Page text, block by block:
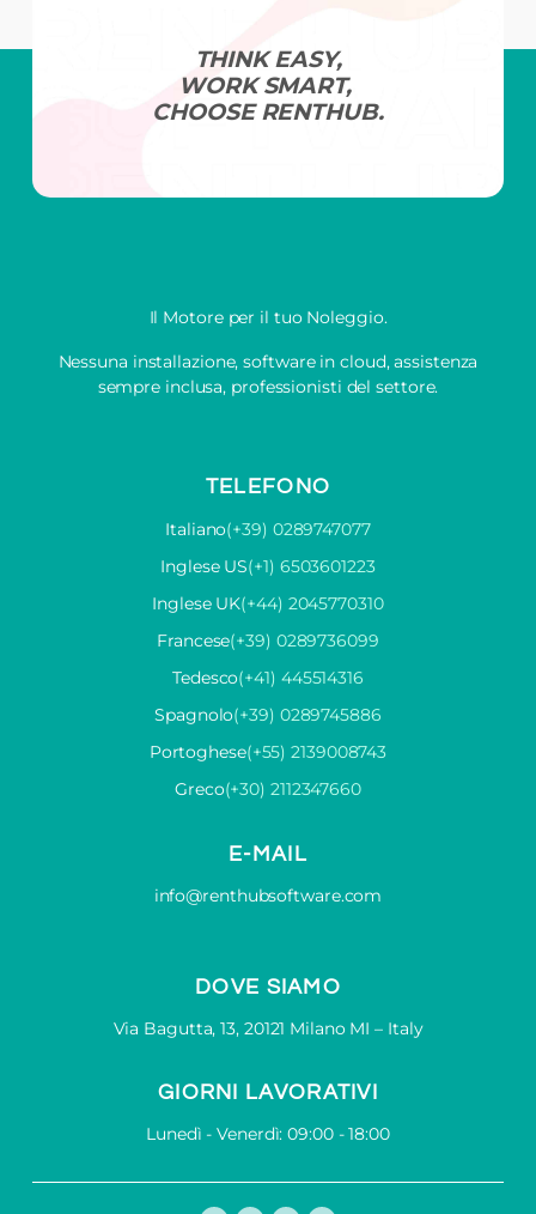
THINK EASY,
WORK SMART,
CHOOSE RENTHUB.
Il Motore per il tuo Noleggio.
Nessuna installazione, software in cloud, assistenza
sempre inclusa, professionisti del settore.
TELEFONO
Italiano(+39) 0289747077
Inglese US(+1) 6503601223
Inglese UK(+44) 2045770310
Francese(+39) 0289736099
Tedesco(+41) 445514316
Spagnolo(+39) 0289745886
Portoghese(+55) 2139008743
Greco(+30) 2112347660
E-MAIL
info@renthubsoftware.com
DOVE SIAMO
Via Bagutta, 13, 20121 Milano MI – Italy
GIORNI LAVORATIVI
Lunedì - Venerdì: 09:00 - 18:00